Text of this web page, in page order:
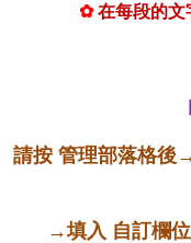
✿ 在每段的文
請按 管理部落格後
→填入 自訂欄